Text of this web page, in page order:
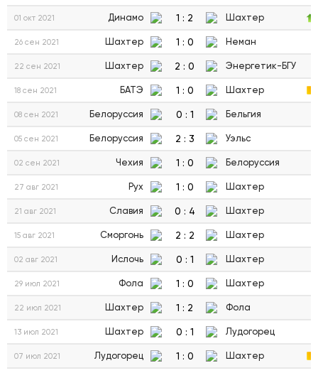
01 окт 2021 Динамо 1 : 2 Шахтер
26 сен 2021 Шахтер 1 : 0 Неман
22 сен 2021 Шахтер 2 : 0 Энергетик-БГУ
18 сен 2021 БАТЭ 1 : 0 Шахтер
08 сен 2021 Белоруссия 0 : 1 Бельгия
05 сен 2021 Белоруссия 2 : 3 Уэльс
02 сен 2021 Чехия 1 : 0 Белоруссия
27 авг 2021 Рух 1 : 0 Шахтер
21 авг 2021 Славия 0 : 4 Шахтер
15 авг 2021 Сморгонь 2 : 2 Шахтер
02 авг 2021 Ислочь 0 : 1 Шахтер
29 июл 2021 Фола 1 : 0 Шахтер
22 июл 2021 Шахтер 1 : 2 Фола
13 июл 2021 Шахтер 0 : 1 Лудогорец
07 июл 2021 Лудогорец 1 : 0 Шахтер